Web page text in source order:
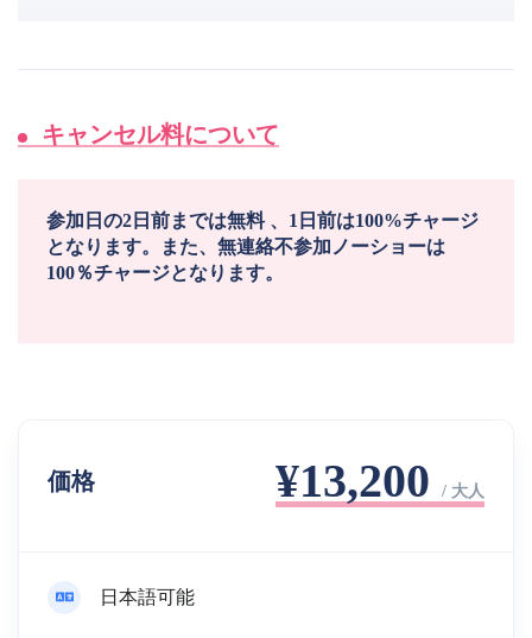
キャンセル料について
参加日の2日前までは無料 、1日前は100%チャージ
となります。また、無連絡不参加ノーショーは
100％チャージとなります。
価格 ¥13,200 / 大人
日本語可能